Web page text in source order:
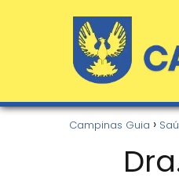
Campinas Guia